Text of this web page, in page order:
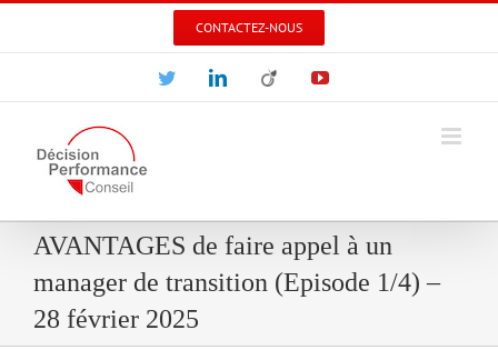
CONTACTEZ-NOUS
TwitterLinkedInViadeo YouTube
AVANTAGES de faire appel à un
manager de transition (Episode 1/4) –
28 février 2025